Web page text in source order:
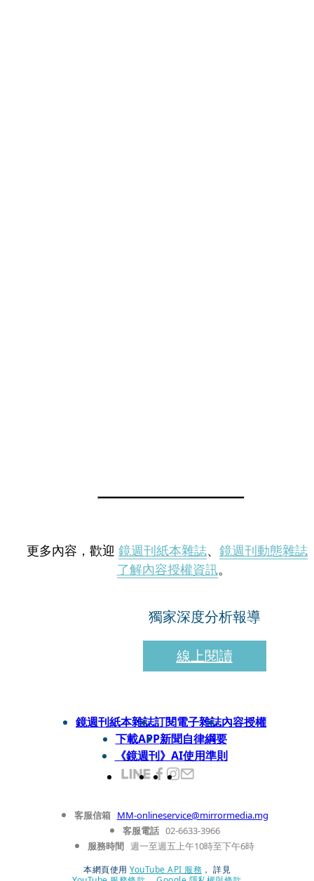
更多內容，歡迎 鏡週刊紙本雜誌、 鏡週刊動態雜誌
了解內容授權資訊。
獨家深度分析報導
線上閱讀
鏡週刊紙本雜誌訂閱電子雜誌內容授權
下載APP新聞自律綱要
《鏡週刊》AI使用準則
客服信箱 MM-onlineservice@mirrormedia.mg
客服電話 02-6633-3966
服務時間 週一至週五上午10時至下午6時
本網頁使用 YouTube API 服務 ， 詳見